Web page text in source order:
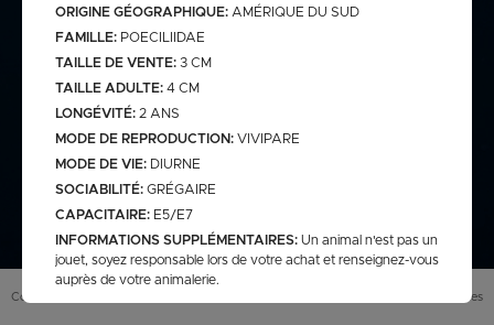
ORIGINE GÉOGRAPHIQUE: AMÉRIQUE DU SUD
FAMILLE: POECILIIDAE
TAILLE DE VENTE: 3 CM
TAILLE ADULTE: 4 CM
LONGÉVITÉ: 2 ANS
MODE DE REPRODUCTION: VIVIPARE
MODE DE VIE: DIURNE
SOCIABILITÉ: GRÉGAIRE
CAPACITAIRE: E5/E7
INFORMATIONS SUPPLÉMENTAIRES: Un animal n'est pas un
jouet, soyez responsable lors de votre achat et renseignez-vous
auprès de votre animalerie.
gamme verte
saison bassin
retrouver sur le site
web)
elv francais
elv pologne
discus elv asiatique
Eau douce
Conditions générales de vente ( Mentions légales